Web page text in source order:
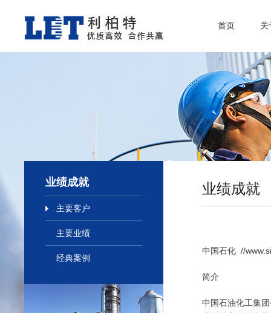
首页 关
业绩成就
主要客户
主要业绩
经典案例
业绩成就
中国石化 //
简介
中国石油化工集团